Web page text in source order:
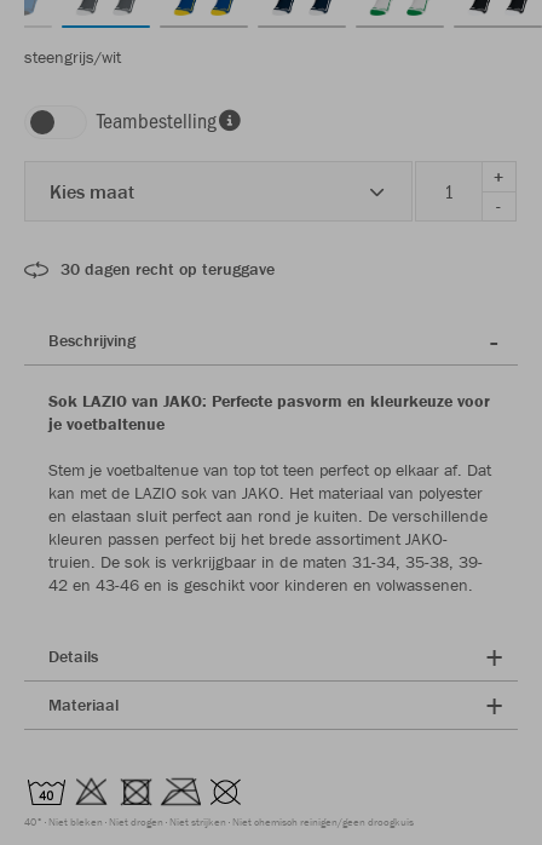
steengrijs/wit
Teambestelling
Kies maat
+
-
30 dagen recht op teruggave
Beschrijving
Sok LAZIO van JAKO: Perfecte pasvorm en kleurkeuze voor
je voetbaltenue
Stem je voetbaltenue van top tot teen perfect op elkaar af. Dat
kan met de LAZIO sok van JAKO. Het materiaal van polyester
en elastaan sluit perfect aan rond je kuiten. De verschillende
kleuren passen perfect bij het brede assortiment JAKO-
truien. De sok is verkrijgbaar in de maten 31-34, 35-38, 39-
42 en 43-46 en is geschikt voor kinderen en volwassenen.
Details
Materiaal
40° Niet bleken Niet drogen Niet strijken Niet chemisch reinigen/geen droogkuis